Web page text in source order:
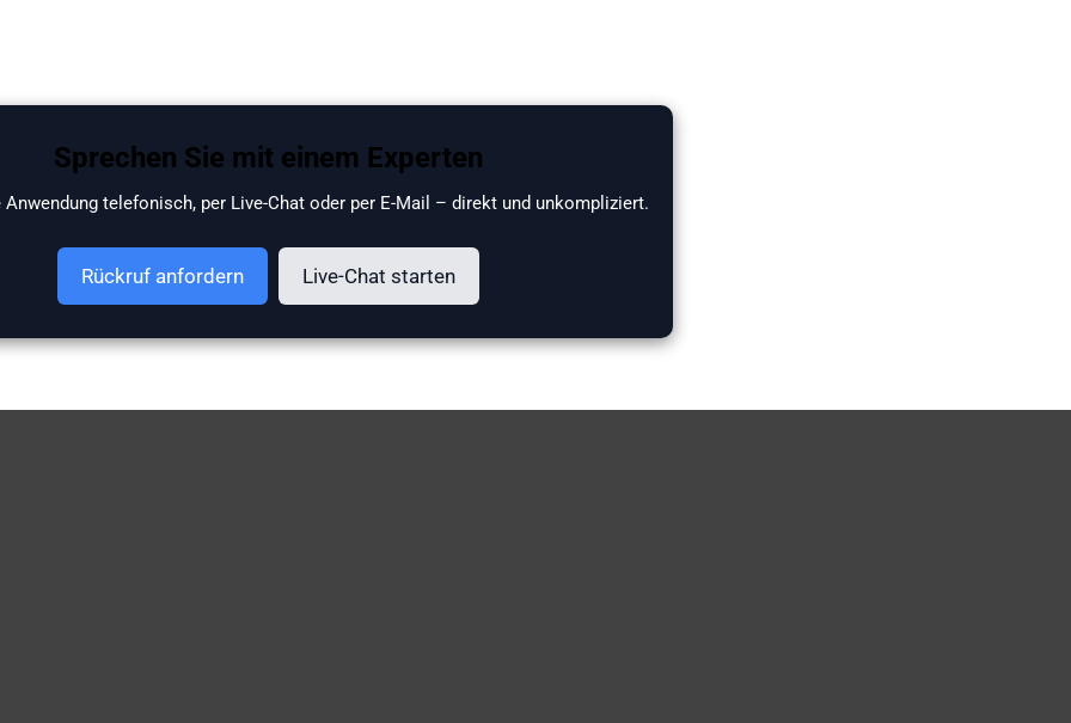
Sprechen Sie mit einem Experten
Anwendung telefonisch, per Live-Chat oder per E-Mail – direkt und unkompliziert.
Rückruf anfordern Live-Chat starten